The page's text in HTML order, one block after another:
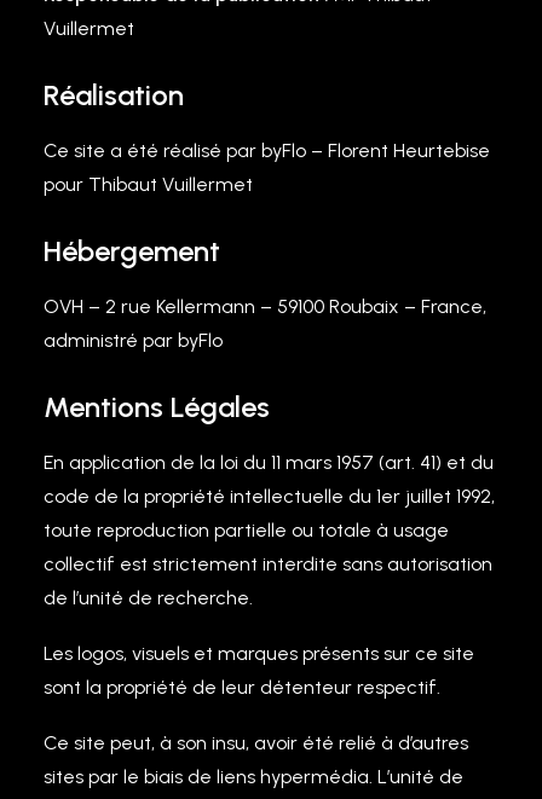
Vuillermet
Réalisation
Ce site a été réalisé par byFlo – Florent Heurtebise
pour Thibaut Vuillermet
Hébergement
OVH – 2 rue Kellermann – 59100 Roubaix – France,
administré par byFlo
Mentions Légales
En application de la loi du 11 mars 1957 (art. 41) et du
code de la propriété intellectuelle du 1er juillet 1992,
toute reproduction partielle ou totale à usage
collectif est strictement interdite sans autorisation
de l’unité de recherche.
Les logos, visuels et marques présents sur ce site
sont la propriété de leur détenteur respectif.
Ce site peut, à son insu, avoir été relié à d’autres
sites par le biais de liens hypermédia. L’unité de